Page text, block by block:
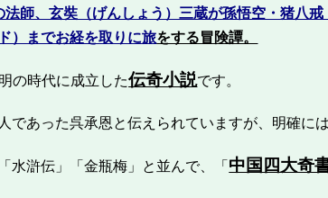
法師、玄奘（げんしょう）三蔵が孫悟空・猪八戒
）までお経を取りに旅をする冒険譚。
の時代に成立した伝奇小説です。
であった呉承恩と伝えられていますが、明確には
水滸伝」「金瓶梅」と並んで、「中国四大奇